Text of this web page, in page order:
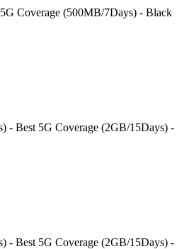
Coverage (500MB/7Days) - Black
- Best 5G Coverage (2GB/15Days) -
- Best 5G Coverage (2GB/15Days) -